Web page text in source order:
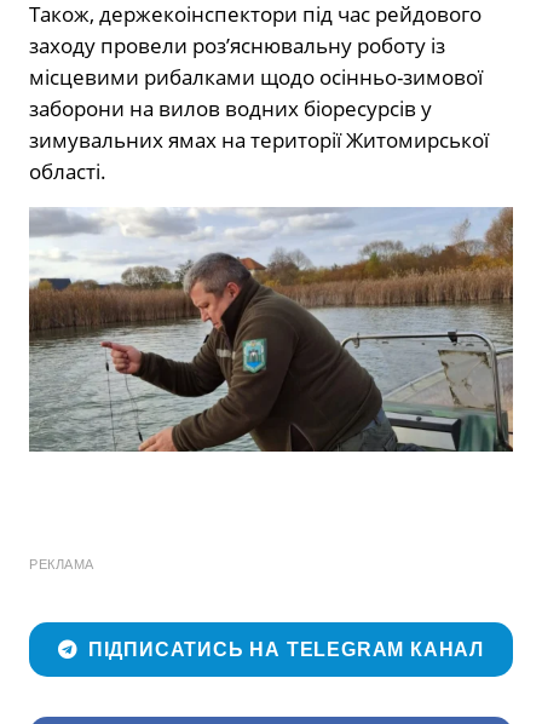
Також, держекоінспектори під час рейдового
заходу провели роз’яснювальну роботу із
місцевими рибалками щодо осінньо-зимової
заборони на вилов водних біоресурсів у
зимувальних ямах на території Житомирської
області.
РЕКЛАМА
ПІДПИСАТИСЬ НА TELEGRAM КАНАЛ